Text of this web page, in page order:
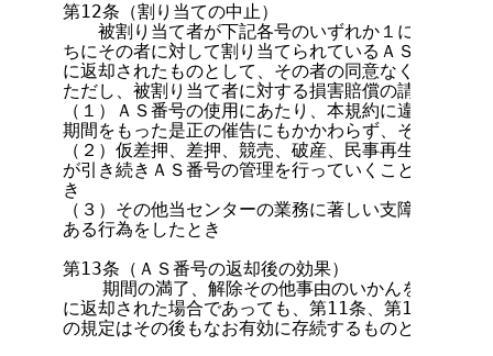
第12条（割り当ての中止）
被割り当て者が下記各号のいずれか１に該当する
ちにその者に対して割り当てられているＡＳ番号の
に返却されたものとして、その者の同意なく必要な
ただし、被割り当て者に対する損害賠償の請求を妨げ
（１）ＡＳ番号の使用にあたり、本規約に違反し、
期間をもった是正の催告にもかかわらず、その是正を
（２）仮差押、差押、競売、破産、民事再生等の申
が引き続きＡＳ番号の管理を行っていくことが困難
き
（３）その他当センターの業務に著しい支障を及ぼ
ある行為をしたとき
第13条（ＡＳ番号の返却後の効果）
　期間の満了、解除その他事由のいかんを問わず
に返却された場合であっても、第11条、第12条、第
の規定はその後もなお有効に存続するものとする。